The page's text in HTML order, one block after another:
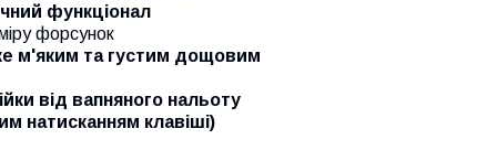
функціонал
форсунок
м'яким та густим дощовим
від вапняного нальоту
натисканням клавіші)